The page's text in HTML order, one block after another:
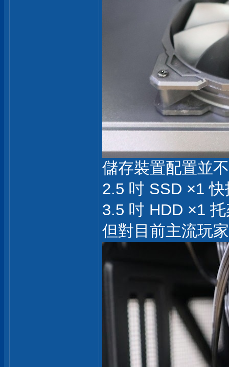
儲存裝置配置並
2.5 吋 SSD ×1 快
3.5 吋 HDD ×1
但對目前主流玩